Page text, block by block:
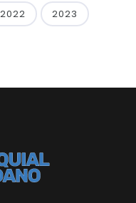
2022 2023